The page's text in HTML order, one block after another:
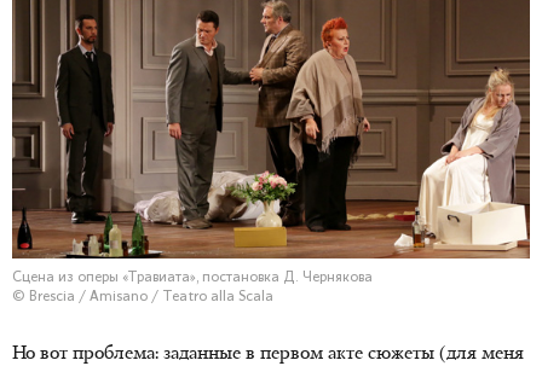
Сцена из оперы «Травиата», постановка Д. Чернякова
© Brescia / Amisano / Teatro alla Scala
Но вот проблема: заданные в первом акте сюжеты (для меня